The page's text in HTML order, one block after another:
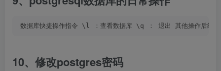
数据库快捷操作指令 \l ：查看数据库 \q ： 退出 其他操作后续
10、修改postgres密码